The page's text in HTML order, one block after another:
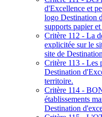
d'Excellence et
logo Destination
supports papier
Critère 112 - La
explicitée sur le
site de
Critère 113 - Les
Destination
territoire.
Critère 114 -
établissements
Destination